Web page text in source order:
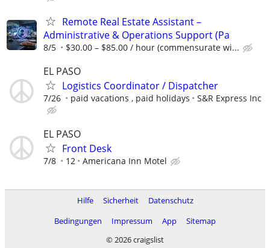
Remote Real Estate Assistant –
Administrative & Operations Support (Pa
8/5 $30.00 – $85.00 / hour (commensurate wi...
EL PASO
Logistics Coordinator / Dispatcher
7/26 paid vacations , paid holidays S&R Express Inc
EL PASO
Front Desk
7/8 12 Americana Inn Motel
Hilfe Sicherheit
Datenschutz
Bedingungen
Impressum App
Sitemap
© 2026 craigslist